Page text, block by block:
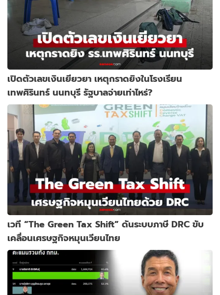
เปิดตัวเลขเงินเยียวยา เหตุกราดยิงในโรงเรียน
เทพศิรินทร์ นนทบุรี รัฐบาลจ่ายเท่าไหร่?
เวที “The Green Tax Shift” ดันระบบภาษี DRC ขับ
เคลื่อนเศรษฐกิจหมุนเวียนไทย